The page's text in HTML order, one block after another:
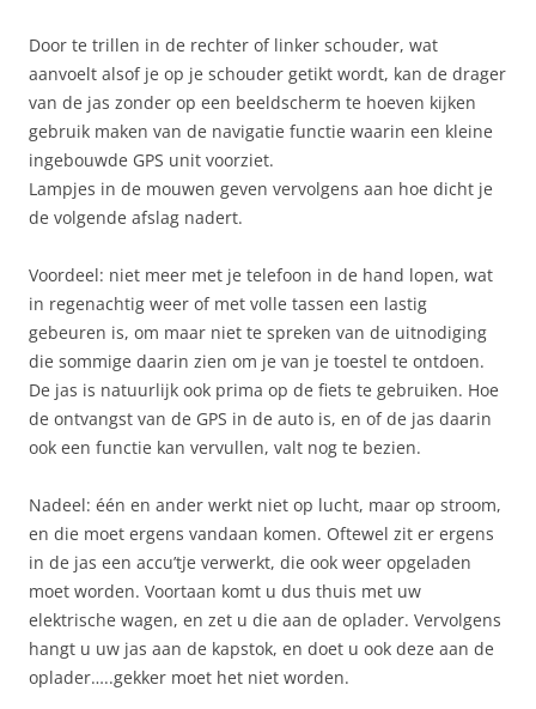
Door te trillen in de rechter of linker schouder, wat
aanvoelt alsof je op je schouder getikt wordt, kan de drager
van de jas zonder op een beeldscherm te hoeven kijken
gebruik maken van de navigatie functie waarin een kleine
ingebouwde GPS unit voorziet.
Lampjes in de mouwen geven vervolgens aan hoe dicht je
de volgende afslag nadert.
Voordeel: niet meer met je telefoon in de hand lopen, wat
in regenachtig weer of met volle tassen een lastig
gebeuren is, om maar niet te spreken van de uitnodiging
die sommige daarin zien om je van je toestel te ontdoen.
De jas is natuurlijk ook prima op de fiets te gebruiken. Hoe
de ontvangst van de GPS in de auto is, en of de jas daarin
ook een functie kan vervullen, valt nog te bezien.
Nadeel: één en ander werkt niet op lucht, maar op stroom,
en die moet ergens vandaan komen. Oftewel zit er ergens
in de jas een accu’tje verwerkt, die ook weer opgeladen
moet worden. Voortaan komt u dus thuis met uw
elektrische wagen, en zet u die aan de oplader. Vervolgens
hangt u uw jas aan de kapstok, en doet u ook deze aan de
oplader…..gekker moet het niet worden.